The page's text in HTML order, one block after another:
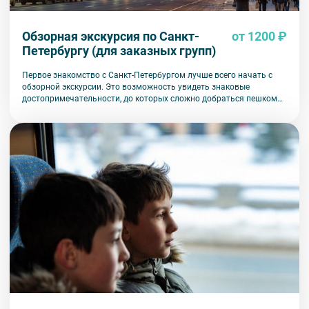
Обзорная экскурсия по Санкт-
Петербургу (для заказных групп)
от 1200 ₽
Первое знакомство с Санкт-Петербургом лучше всего начать с
обзорной экскурсии. Это возможность увидеть знаковые
достопримечательности, до которых сложно добраться пешком